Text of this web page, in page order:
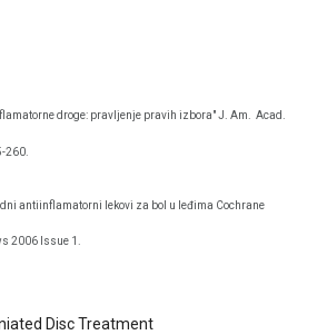
droge: pravljenje pravih izbora" J. Am. Acad.
260.
antiinflamatorni lekovi za bol u leđima Cochrane
2006 Issue 1.
Disc Treatment